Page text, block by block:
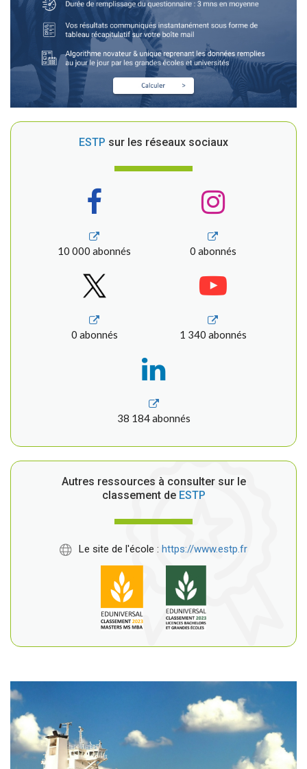
ESTP sur les réseaux sociaux
10 000 abonnés 0 abonnés
0 abonnés 1 340 abonnés
38 184 abonnés
Autres ressources à consulter sur le
classement deESTP
Le site de l'école : https://www.estp.fr